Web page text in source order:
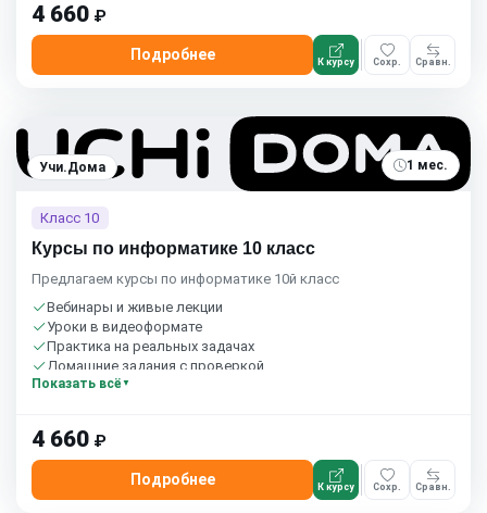
4 660 ₽
Подробнее К курсу Сохр. Сравн.
Учи.Дома 1 мес.
Класс 10
Курсы по информатике 10 класс
Предлагаем курсы по информатике 10й класс
Вебинары и живые лекции
Уроки в видеоформате
Практика на реальных задачах
Домашние задания с проверкой
Сообщество студентов
Показать всё
4 660 ₽
Подробнее К курсу Сохр. Сравн.